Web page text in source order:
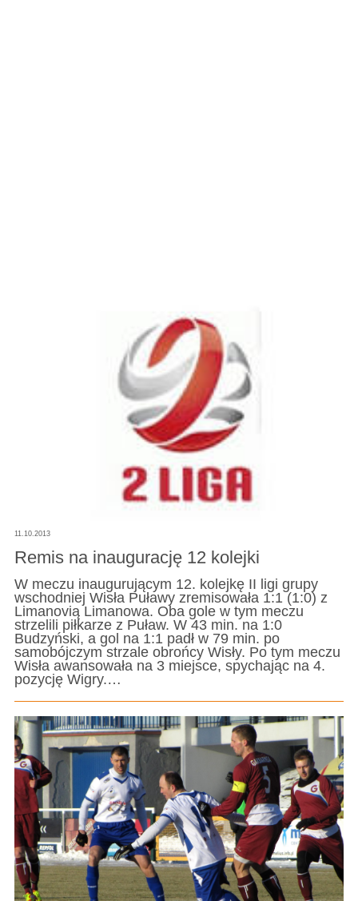
11.10.2013
Remis na inaugurację 12 kolejki
W meczu inaugurującym 12. kolejkę II ligi grupy
wschodniej Wisła Puławy zremisowała 1:1 (1:0) z
Limanovią Limanowa. Oba gole w tym meczu
strzelili piłkarze z Puław. W 43 min. na 1:0
Budzyński, a gol na 1:1 padł w 79 min. po
samobójczym strzale obrońcy Wisły. Po tym meczu
Wisła awansowała na 3 miejsce, spychając na 4.
pozycję Wigry.…